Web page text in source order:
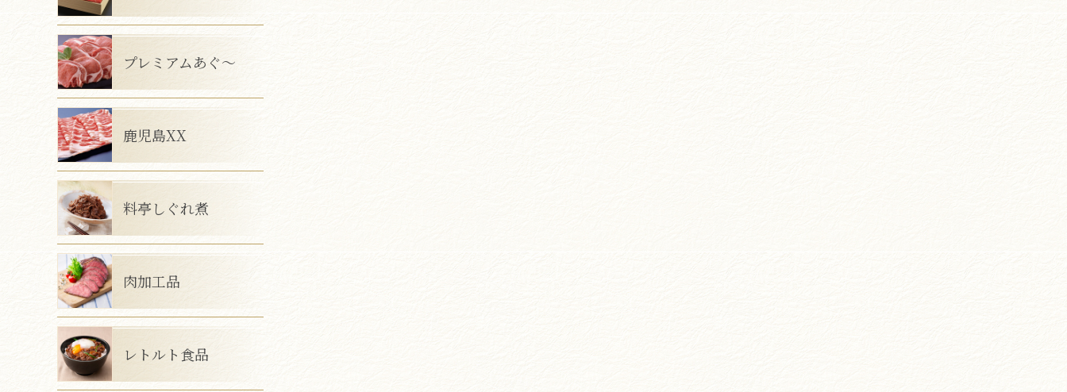
プレミアムあぐ～
鹿児島XX
料亭しぐれ煮
肉加工品
レトルト食品